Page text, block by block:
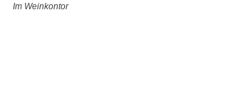
Im Weinkontor